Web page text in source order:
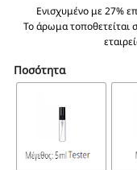
Ενισχυμένο με 27%
Το άρωμα τοποθετείται
Ποσότητα